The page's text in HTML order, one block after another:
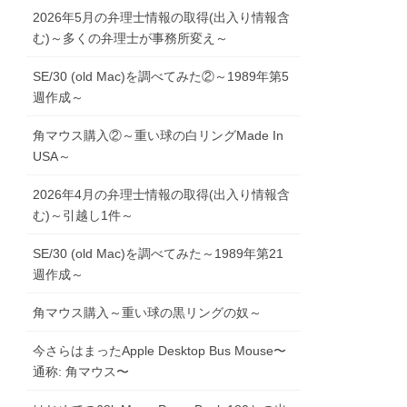
2026年5月の弁理士情報の取得(出入り情報含
む)～多くの弁理士が事務所変え～
SE/30 (old Mac)を調べてみた②～1989年第5
週作成～
角マウス購入②～重い球の白リングMade In
USA～
2026年4月の弁理士情報の取得(出入り情報含
む)～引越し1件～
SE/30 (old Mac)を調べてみた～1989年第21
週作成～
角マウス購入～重い球の黒リングの奴～
今さらはまったApple Desktop Bus Mouse〜
通称: 角マウス〜